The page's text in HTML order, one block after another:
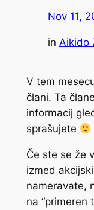
Nov 11,
in Aikido
V tem
člani. Ta
informacij
sprašujete
Če ste se že
izmed
nameravate,
na “primeren